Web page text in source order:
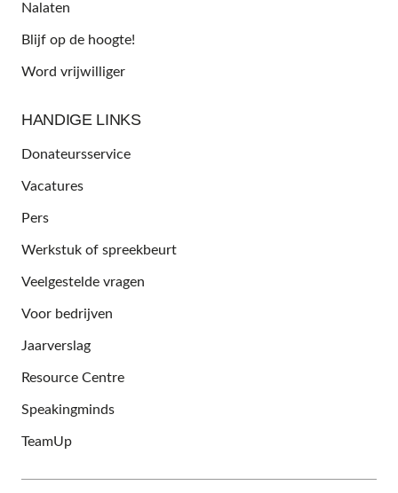
Nalaten
Blijf op de hoogte!
Word vrijwilliger
HANDIGE LINKS
Donateursservice
Vacatures
Pers
Werkstuk of spreekbeurt
Veelgestelde vragen
Voor bedrijven
Jaarverslag
Resource Centre
Speakingminds
TeamUp